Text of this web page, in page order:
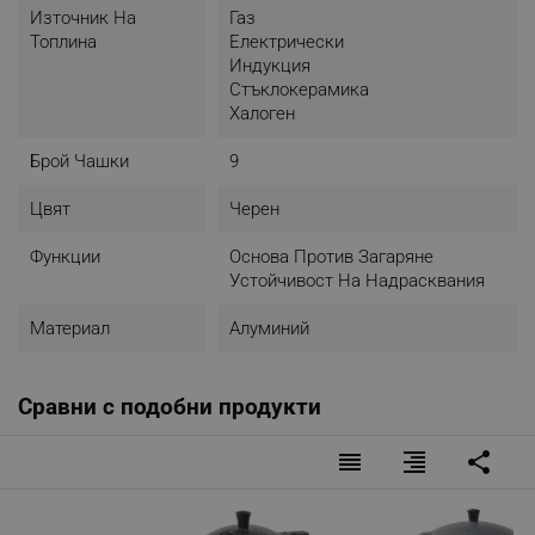
- 450 мл
Източник На
Топлина
Газ
Електрически
Индукция
Стъклокерамика
Халоген
Брой Чашки 9
Цвят Черен
Функции
Основа Против Загаряне
Устойчивост На Надрасквания
Материал Алуминий
Сравни с подобни продукти
reorder format_align_right share